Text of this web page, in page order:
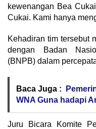
kewenangan Bea
Cukai. Kami hanya
Kehadiran tim tersebut
dengan Badan
(BNPB) dalam
Baca Juga :
WNA Guna hadapi
Juru Bicara Komite